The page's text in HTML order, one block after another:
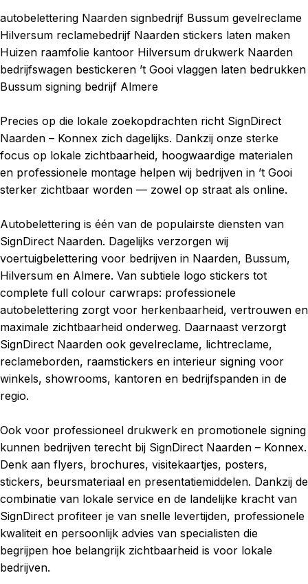
autobelettering Naarden signbedrijf Bussum gevelreclame
Hilversum reclamebedrijf Naarden stickers laten maken
Huizen raamfolie kantoor Hilversum drukwerk Naarden
bedrijfswagen bestickeren ’t Gooi vlaggen laten bedrukken
Bussum signing bedrijf Almere
Precies op die lokale zoekopdrachten richt SignDirect
Naarden – Konnex zich dagelijks. Dankzij onze sterke
focus op lokale zichtbaarheid, hoogwaardige materialen
en professionele montage helpen wij bedrijven in ’t Gooi
sterker zichtbaar worden — zowel op straat als online.
Autobelettering is één van de populairste diensten van
SignDirect Naarden. Dagelijks verzorgen wij
voertuigbelettering voor bedrijven in Naarden, Bussum,
Hilversum en Almere. Van subtiele logo stickers tot
complete full colour carwraps: professionele
autobelettering zorgt voor herkenbaarheid, vertrouwen en
maximale zichtbaarheid onderweg. Daarnaast verzorgt
SignDirect Naarden ook gevelreclame, lichtreclame,
reclameborden, raamstickers en interieur signing voor
winkels, showrooms, kantoren en bedrijfspanden in de
regio.
Ook voor professioneel drukwerk en promotionele signing
kunnen bedrijven terecht bij SignDirect Naarden – Konnex.
Denk aan flyers, brochures, visitekaartjes, posters,
stickers, beursmateriaal en presentatiemiddelen. Dankzij de
combinatie van lokale service en de landelijke kracht van
SignDirect profiteer je van snelle levertijden, professionele
kwaliteit en persoonlijk advies van specialisten die
begrijpen hoe belangrijk zichtbaarheid is voor lokale
bedrijven.